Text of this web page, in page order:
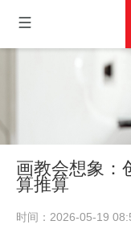
画教会想象：
算推算
时间：2026-05-19